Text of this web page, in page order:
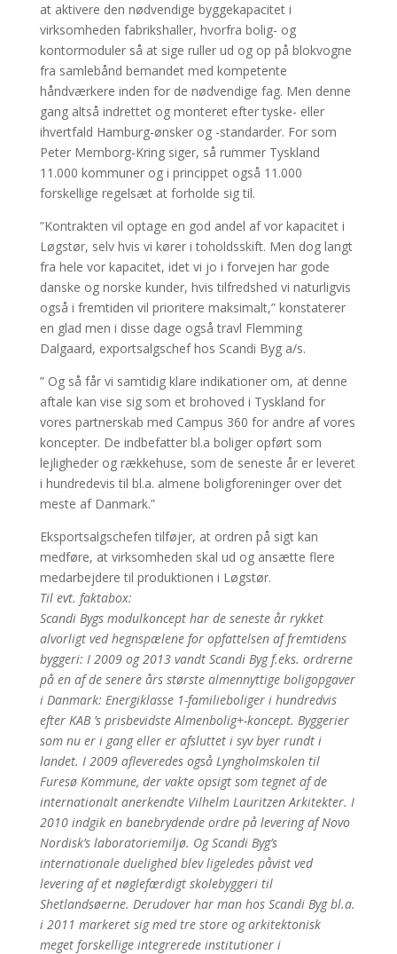
at aktivere den nødvendige byggekapacitet i
virksomheden fabrikshaller, hvorfra bolig- og
kontormoduler så at sige ruller ud og op på blokvogne
fra samlebånd bemandet med kompetente
håndværkere inden for de nødvendige fag. Men denne
gang altså indrettet og monteret efter tyske- eller
ihvertfald Hamburg-ønsker og -standarder. For som
Peter Memborg-Kring siger, så rummer Tyskland
11.000 kommuner og i princippet også 11.000
forskellige regelsæt at forholde sig til.
”Kontrakten vil optage en god andel af vor kapacitet i
Løgstør, selv hvis vi kører i toholdsskift. Men dog langt
fra hele vor kapacitet, idet vi jo i forvejen har gode
danske og norske kunder, hvis tilfredshed vi naturligvis
også i fremtiden vil prioritere maksimalt,” konstaterer
en glad men i disse dage også travl Flemming
Dalgaard, exportsalgschef hos Scandi Byg a/s.
” Og så får vi samtidig klare indikationer om, at denne
aftale kan vise sig som et brohoved i Tyskland for
vores partnerskab med Campus 360 for andre af vores
koncepter. De indbefatter bl.a boliger opført som
lejligheder og rækkehuse, som de seneste år er leveret
i hundredevis til bl.a. almene boligforeninger over det
meste af Danmark.”
Eksportsalgschefen tilføjer, at ordren på sigt kan
medføre, at virksomheden skal ud og ansætte flere
medarbejdere til produktionen i Løgstør.
Til evt. faktabox:
Scandi Bygs modulkoncept har de seneste år rykket
alvorligt ved hegnspælene for opfattelsen af fremtidens
byggeri: I 2009 og 2013 vandt Scandi Byg f.eks. ordrerne
på en af de senere års største almennyttige boligopgaver
i Danmark: Energiklasse 1-familieboliger i hundredvis
efter KAB ’s prisbevidste Almenbolig+-koncept. Byggerier
som nu er i gang eller er afsluttet i syv byer rundt i
landet. I 2009 afleveredes også Lyngholmskolen til
Furesø Kommune, der vakte opsigt som tegnet af de
internationalt anerkendte Vilhelm Lauritzen Arkitekter. I
2010 indgik en banebrydende ordre på levering af Novo
Nordisk’s laboratoriemiljø. Og Scandi Byg’s
internationale duelighed blev ligeledes påvist ved
levering af et nøglefærdigt skolebyggeri til
Shetlandsøerne. Derudover har man hos Scandi Byg bl.a.
i 2011 markeret sig med tre store og arkitektonisk
meget forskellige integrerede institutioner i